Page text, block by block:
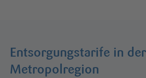
Entsorgungstarife in der
Metropolregion